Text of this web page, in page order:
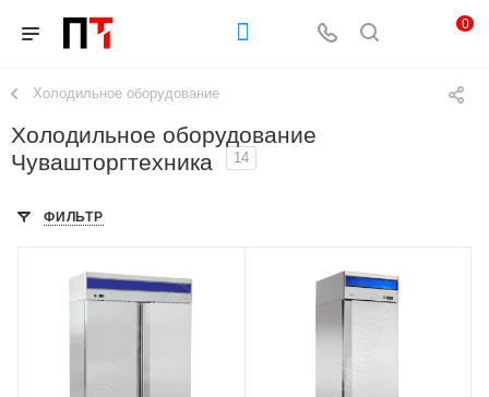
0
Холодильное оборудование
Холодильное оборудование
Чувашторгтехника
14
ФИЛЬТР